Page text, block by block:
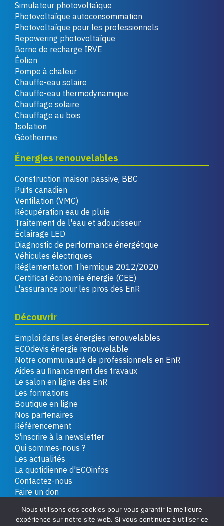
Simulateur photovoltaïque
Photovoltaïque autoconsommation
Photovoltaïque pour les professionnels
Repowering photovoltaïque
Borne de recharge IRVE
Éolien
Pompe à chaleur
Chauffe-eau solaire
Chauffe-eau thermodynamique
Chauffage solaire
Chauffage au bois
Isolation
Géothermie
Énergies renouvelables
Construction maison passive, BBC
Puits canadien
Ventilation (VMC)
Récupération eau de pluie
Traitement de l'eau et adoucisseur
Éclairage LED
Diagnostic de performance énergétique
Véhicules électriques
Réglementation Thermique 2012/2020
Certificat économie énergie (CEE)
L'assurance pour les pros des EnR
Découvrir
Emploi dans les énergies renouvelables
ECOdevis énergie renouvelable
Notre communauté de professionnels en EnR
Aides au financement des travaux
Le salon en ligne des EnR
Les formations
Boutique en ligne
Nos partenaires
Référencement
S'inscrire à la newsletter
Qui sommes-nous ?
Les actualités
La quotidienne d'ECOinfos
Contactez-nous
Faire un don
Nous utilisons des cookies pour vous garantir la meilleure
expérience sur notre site web. Si vous continuez à utiliser ce